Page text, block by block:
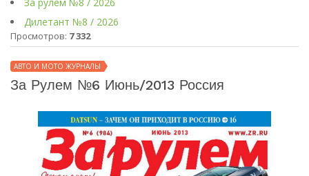
Дилетант №8 / 2026
Просмотров: 7 332
АВТО И МОТО ЖУРНАЛЫ
За Рулем №6 Июнь/2013 Россия